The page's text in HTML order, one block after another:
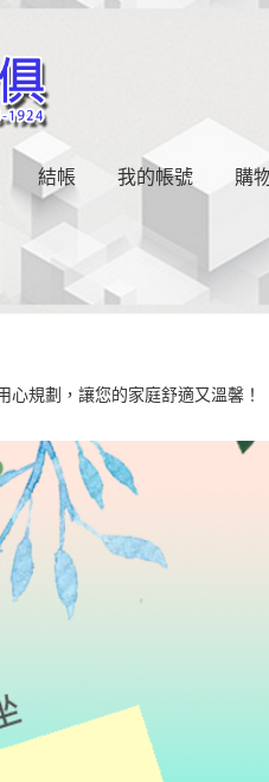
結帳 我的帳號 購
心規劃，讓您的家庭舒適又溫馨！